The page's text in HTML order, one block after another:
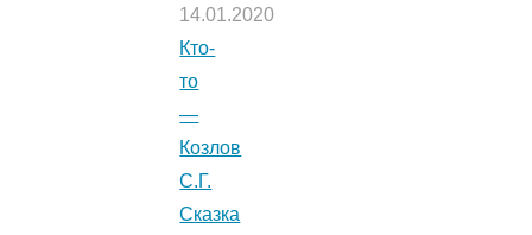
14.01.2020
Кто-
то
—
Козлов
С.Г.
Сказка